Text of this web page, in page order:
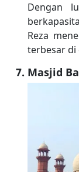
Dengan
Reza
terbesar di
Masjid